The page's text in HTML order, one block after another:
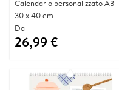
Calendario personalizzato A3 -
30 x 40 cm
Da
26,99 €